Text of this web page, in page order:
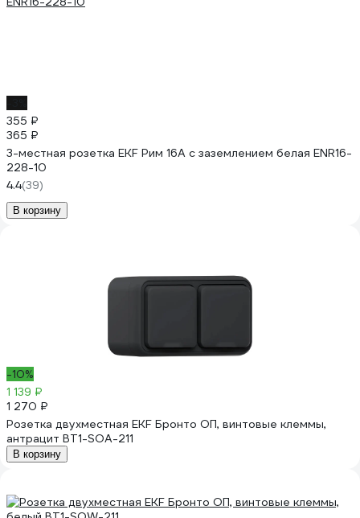
355 ₽
365 ₽
3-местная розетка EKF Рим 16А с заземлением белая ENR16-
228-10
4.4(39)
В корзину
-10%
1 139 ₽
1 270 ₽
Розетка двухместная EKF Бронто ОП, винтовые клеммы,
антрацит BT1-SOA-211
В корзину